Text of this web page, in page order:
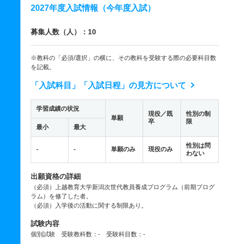
2027年度入試情報（今年度入試）
募集人数（人）：10
※教科の「必須/選択」の横に、その教科を受験する際の必要科目数
を記載。
「入試科目」「入試日程」の見方について
学習成績の状況
単願
現役／既
卒
性別の制
限
最小 最大
- - 単願のみ 現役のみ
性別は問
わない
出願資格の詳細
（必須）上越教育大学新潟次世代教員養成プログラム（前期プログ
ラム）を修了した者。
（必須）入学後の活動に関する制限あり。
試験内容
個別試験 受験教科数：- 受験科目数：-